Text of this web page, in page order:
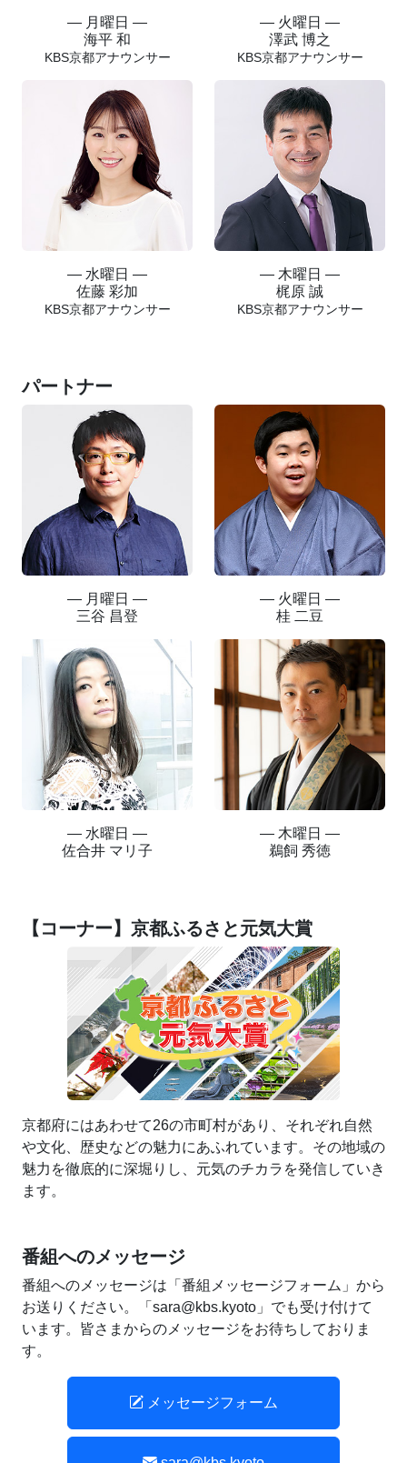
― 月曜日 ―
海平 和
KBS京都アナウンサー
― 火曜日 ―
澤武 博之
KBS京都アナウンサー
― 水曜日 ―
佐藤 彩加
KBS京都アナウンサー
― 木曜日 ―
梶原 誠
KBS京都アナウンサー
パートナー
― 月曜日 ―
三谷 昌登
― 火曜日 ―
桂 二豆
― 水曜日 ―
佐合井 マリ子
― 木曜日 ―
鵜飼 秀徳
【コーナー】京都ふるさと元気大賞
京都府にはあわせて26の市町村があり、それぞれ自然
や文化、歴史などの魅力にあふれています。その地域の
魅力を徹底的に深堀りし、元気のチカラを発信していき
ます。
番組へのメッセージ
番組へのメッセージは「番組メッセージフォーム」から
お送りください。「sara@kbs.kyoto」でも受け付けて
います。皆さまからのメッセージをお待ちしておりま
す。
メッセージフォーム